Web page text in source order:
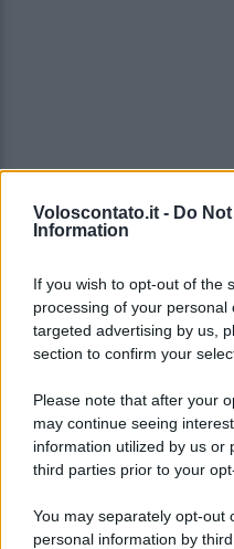
Voloscontato.it - Do
Information
If you wish to opt-out of the
processing of your
targeted advertising by us,
section to confirm your
Please note that after your
may continue seeing
information utilized by us or
third parties prior to your
You may separately opt-out
personal information by